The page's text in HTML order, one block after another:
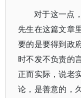
对于这一点
先生在这篇文章
要的是要得到政
时不发不负责的
正而实际，说老
论，是善意的，